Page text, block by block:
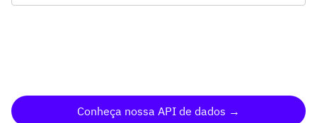
Conheça nossa API de dados →